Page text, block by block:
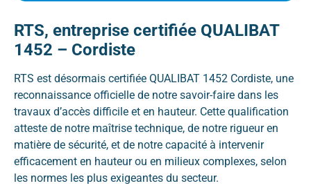
RTS, entreprise certifiée QUALIBAT
1452 – Cordiste
RTS est désormais certifiée QUALIBAT 1452 Cordiste, une
reconnaissance officielle de notre savoir-faire dans les
travaux d’accès difficile et en hauteur. Cette qualification
atteste de notre maîtrise technique, de notre rigueur en
matière de sécurité, et de notre capacité à intervenir
efficacement en hauteur ou en milieux complexes, selon
les normes les plus exigeantes du secteur.